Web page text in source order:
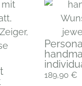
189,90 €